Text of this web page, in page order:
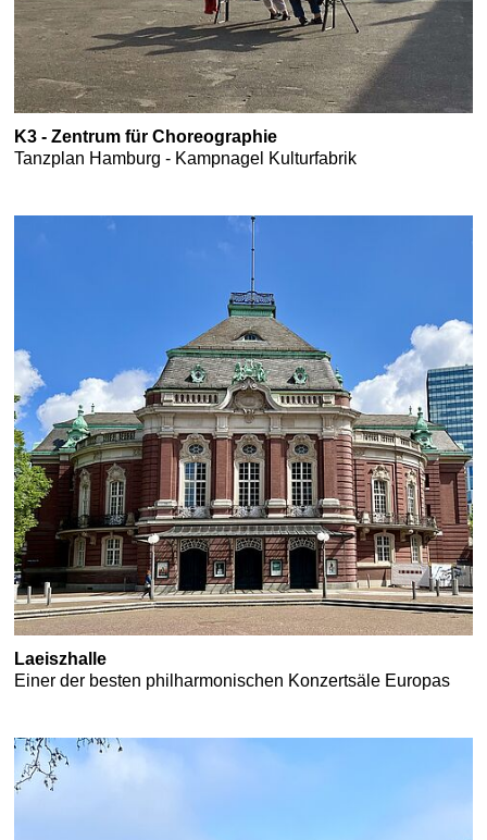
K3 - Zentrum für Choreographie
Tanzplan Hamburg - Kampnagel Kulturfabrik
Laeiszhalle
Einer der besten philharmonischen Konzertsäle Europas